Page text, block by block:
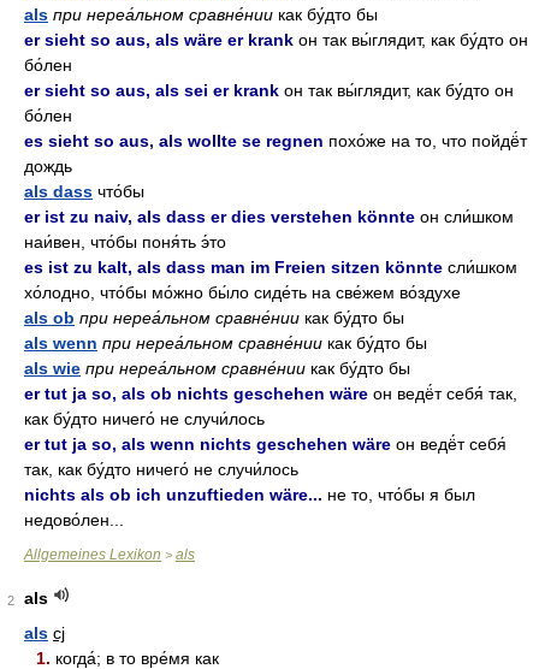
als при нереа́льном сравне́нии как бу́дто бы
er sieht so aus, als wäre er krank он так вы́глядит, как бу́дто он
бо́лен
er sieht so aus, als sei er krank он так вы́глядит, как бу́дто он
бо́лен
es sieht so aus, als wollte se regnen похо́же на то, что пойдё́т
дождь
als dass что́бы
er ist zu naiv, als dass er dies verstehen könnte он сли́шком
наи́вен, что́бы поня́ть э́то
es ist zu kalt, als dass man im Freien sitzen könnte сли́шком
хо́лодно, что́бы мо́жно бы́ло сиде́ть на све́жем во́здухе
als ob при нереа́льном сравне́нии как бу́дто бы
als wenn при нереа́льном сравне́нии как бу́дто бы
als wie при нереа́льном сравне́нии как бу́дто бы
er tut ja so, als ob nichts geschehen wäre он ведё́т себя́ так,
как бу́дто ничего́ не случи́лось
er tut ja so, als wenn nichts geschehen wäre он ведё́т себя́
так, как бу́дто ничего́ не случи́лось
nichts als ob ich unzuftieden wäre... не то, что́бы я был
недово́лен...
Allgemeines Lexikon > als
2
als
als cj
1. когда́; в то вре́мя как